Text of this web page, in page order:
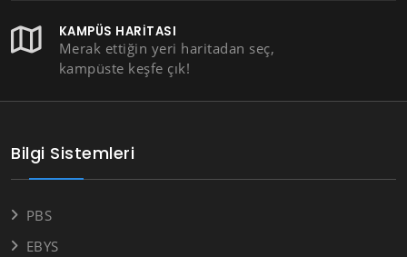
KAMPÜS HARITASI
Merak ettiğin yeri haritadan seç,
kampüste keşfe çık!
Bilgi Sistemleri
PBS
EBYS